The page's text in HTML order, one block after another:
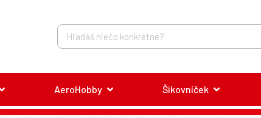
AeroHobby Šikovníček